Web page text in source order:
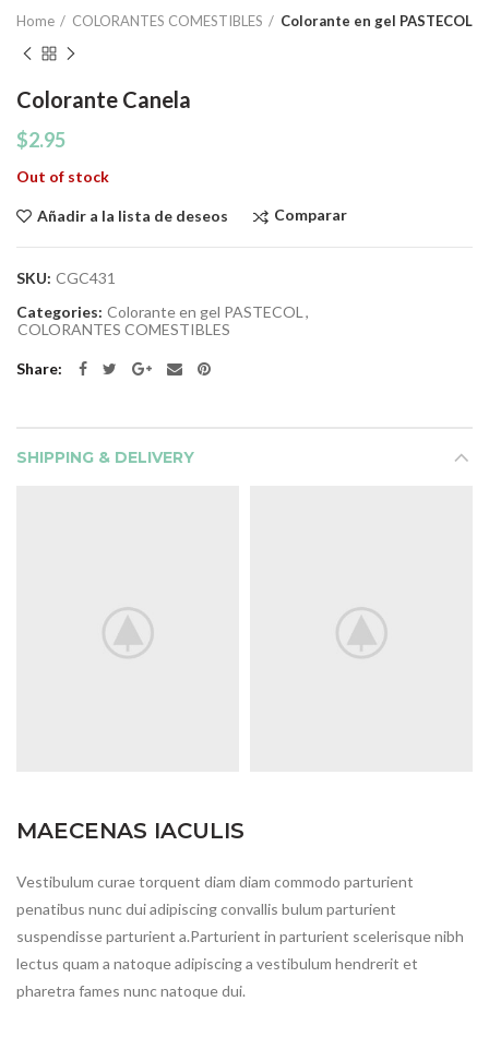
Home COLORANTES COMESTIBLES Colorante en gel PASTECOL
Colorante Canela
$2.95
Out of stock
Añadir a la lista de deseos Comparar
SKU: CGC431
Categories: Colorante en gel PASTECOL ,
COLORANTES COMESTIBLES
Share
SHIPPING & DELIVERY
MAECENAS IACULIS
Vestibulum curae torquent diam diam commodo parturient
penatibus nunc dui adipiscing convallis bulum parturient
suspendisse parturient a.Parturient in parturient scelerisque nibh
lectus quam a natoque adipiscing a vestibulum hendrerit et
pharetra fames nunc natoque dui.